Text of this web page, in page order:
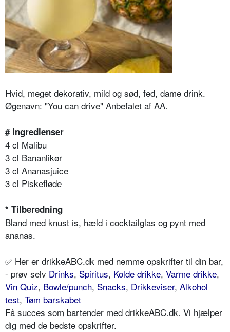
Hvid, meget dekorativ, mild og sød, fed, dame drink.
Øgenavn: "You can drive" Anbefalet af AA.
# Ingredienser
4 cl Malibu
3 cl Bananlikør
3 cl Ananasjuice
3 cl Piskefløde
* Tilberedning
Bland med knust is, hæld i cocktailglas og pynt med
ananas.
✅ Her er drikkeABC.dk med nemme opskrifter til din bar,
- prøv selv Drinks, Spiritus, Kolde drikke, Varme drikke,
Vin Quiz, Bowle/punch, Snacks, Drikkeviser, Alkohol
test, Tøm barskabet
Få succes som bartender med drikkeABC.dk. Vi hjælper
dig med de bedste opskrifter.